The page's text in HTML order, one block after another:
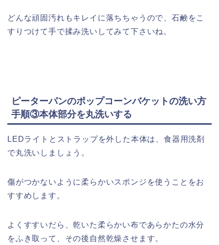
どんな頑固汚れもキレイに落ちちゃうので、石鹸をこ
すりつけて手で揉み洗いしてみて下さいね。
ピーターパンのポップコーンバケットの洗い方
手順③本体部分を丸洗いする
LEDライトとストラップを外した本体は、食器用洗剤
で丸洗いしましょう。
傷がつかないように柔らかいスポンジを使うことをお
すすめします。
よくすすいだら、乾いた柔らかい布であらかたの水分
をふき取って、その後自然乾燥させます。